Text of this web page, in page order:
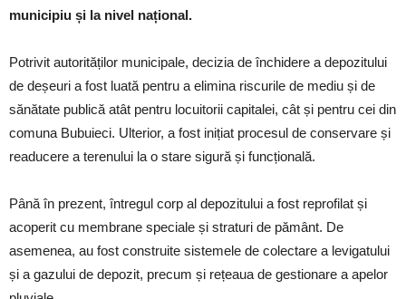
municipiu și la nivel național.
Potrivit autorităților municipale, decizia de închidere a depozitului
de deșeuri a fost luată pentru a elimina riscurile de mediu și de
sănătate publică atât pentru locuitorii capitalei, cât și pentru cei din
comuna Bubuieci. Ulterior, a fost inițiat procesul de conservare și
readucere a terenului la o stare sigură și funcțională.
Până în prezent, întregul corp al depozitului a fost reprofilat și
acoperit cu membrane speciale și straturi de pământ. De
asemenea, au fost construite sistemele de colectare a levigatului
și a gazului de depozit, precum și rețeaua de gestionare a apelor